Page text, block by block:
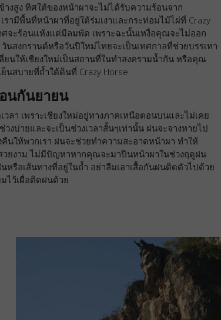
งสูง ทิศใต้ของหน้าผาจะไม่ได้รับความร้อนจาก
ามีพื้นที่หน้าผาที่อยู่ใต้ร่มเงาและกระท่อมไม้ไผ่ที่ Crazy
จะร้อนแห้งแต่มีลมพัด เพราะฉะนั้นเหงื่อคุณจะไม่ออก
นสงกรานต์หรือวันปีใหม่ไทยจะเป็นเทศกาลที่ช่วยบรรเทา
ยนให้เชียงใหม่เป็นสถานที่ในทำสงครามน้ำกัน หรือคุณ
นสบายที่ถ้ำใต้ดินที่ Crazy Horse
นกันยายน
ลา เพราะเชียงใหม่อยู่ทางภาคเหนือตอนบนและไม่เคย
บ่ายและจะเป็นช่วงเวลาสั้นๆเท่านั้น ฝนจะจางหายไป
นให้พวกเรา ฝนจะช่วยทำความสะอาดหน้าผา ทำให้
ยงาม ไม่มีปัญหาหากคุณจะมาปีนหน้าผาในช่วงฤดูฝน
รือเส้นทางที่อยู่ในถ้ำ อย่าลืมเอาเสื้อกันฝนติดตัวไปด้วย
ไว้เผื่อติดฝนด้วย